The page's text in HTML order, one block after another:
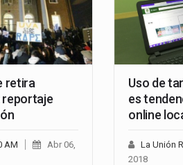
retira
reportaje
AM
Abr 06,
Uso de
es
online
La Unión
2018